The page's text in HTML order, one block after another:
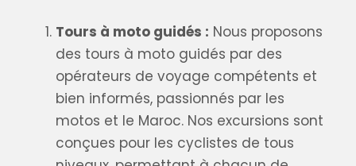
Tours à moto guidés : Nous proposons
des tours à moto guidés par des
opérateurs de voyage compétents et
bien informés, passionnés par les
motos et le Maroc. Nos excursions sont
conçues pour les cyclistes de tous